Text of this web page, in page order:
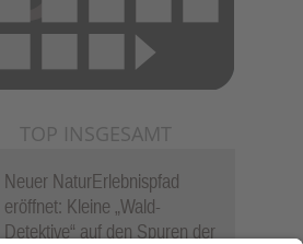
TOP INSGESAMT
Neuer NaturErlebnispfad
eröffnet: Kleine „Wald-
Detektive“ auf den Spuren der